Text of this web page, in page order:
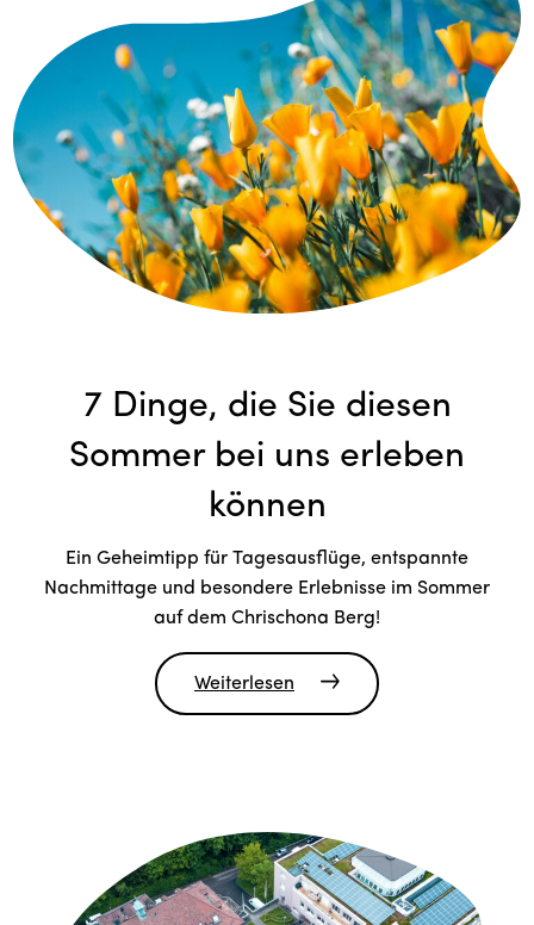
7 Dinge, die Sie diesen
Sommer bei uns erleben
können
Ein Geheimtipp für Tagesausflüge, entspannte
Nachmittage und besondere Erlebnisse im Sommer
auf dem Chrischona Berg!
Weiterlesen